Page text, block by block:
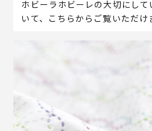
ホビーラホビーレの大切にし
いて、こちらからご覧いただけ